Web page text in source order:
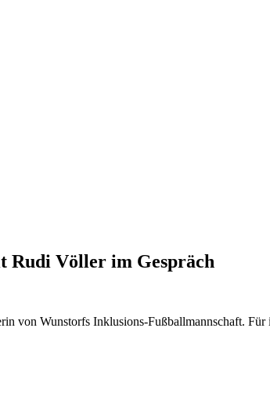
Rudi Völler im Gespräch
von Wunstorfs Inklusions-Fußballmannschaft.